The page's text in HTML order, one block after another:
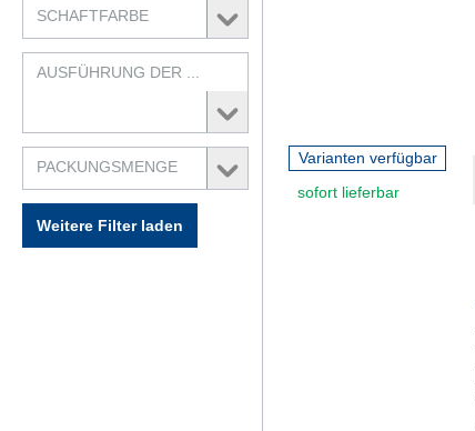
SCHAFTFARBE
PACKUNGSMENGE
Weitere Filter laden
Varianten verfügbar
sofort lieferbar